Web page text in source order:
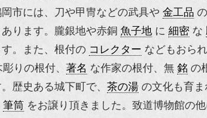
市には、刀や甲冑などの武具や 金工品 の
ります。朧銀地や赤銅 魚子地 に 細密 な
。また、根付の コレクター などもおら
りの根付、 著名 な作家の根付、無 銘 の
歴史ある城下町で、 茶の湯 の文化も育ま
筆筒 をお譲り頂きました。致道博物館の